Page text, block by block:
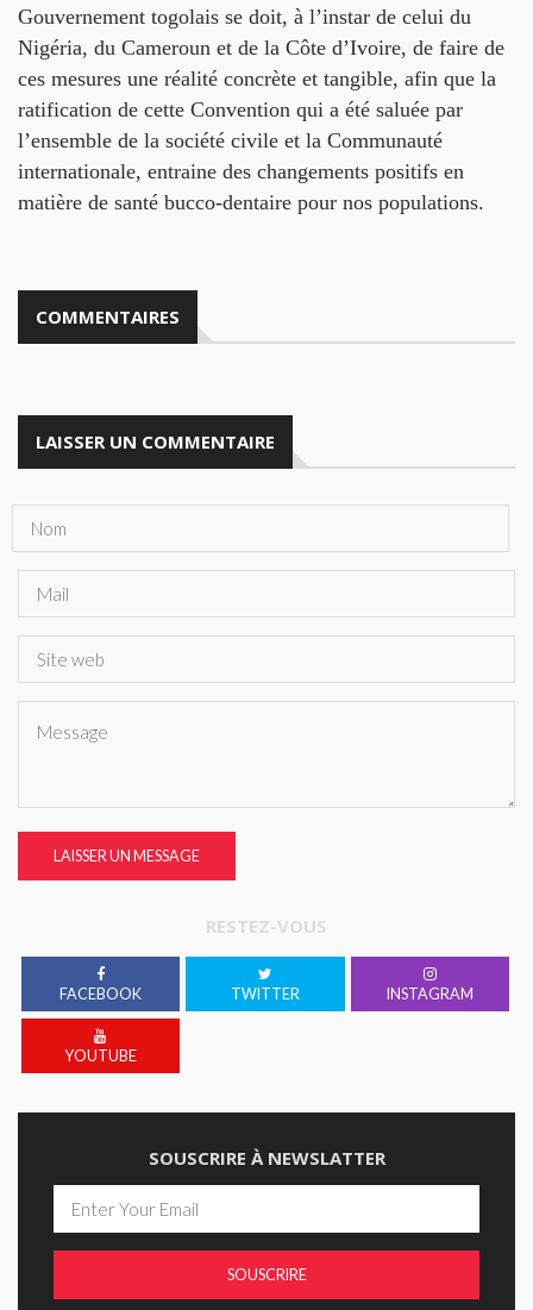
Gouvernement togolais se doit, à l’instar de celui du
Nigéria, du Cameroun et de la Côte d’Ivoire, de faire de
ces mesures une réalité concrète et tangible, afin que la
ratification de cette Convention qui a été saluée par
l’ensemble de la société civile et la Communauté
internationale, entraine des changements positifs en
matière de santé bucco-dentaire pour nos populations.
COMMENTAIRES
LAISSER UN COMMENTAIRE
LAISSER UN MESSAGE
RESTEZ-VOUS
FACEBOOK TWITTER INSTAGRAM
YOUTUBE
SOUSCRIRE À NEWSLATTER
SOUSCRIRE